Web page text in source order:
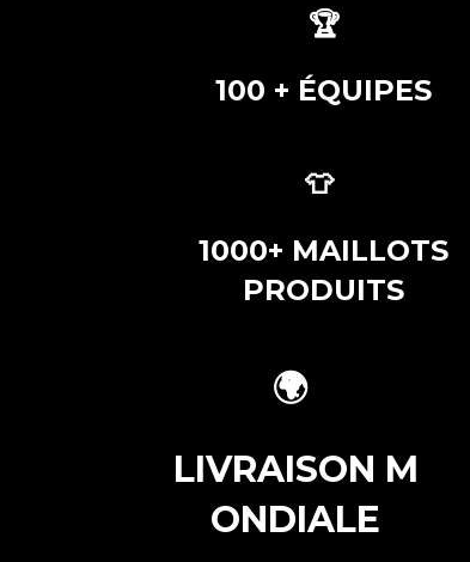
🏆
100 + ÉQUIPES
👕
1000+ MAILLOTS
PRODUITS
🌍
LIVRAISON M
ONDIALE